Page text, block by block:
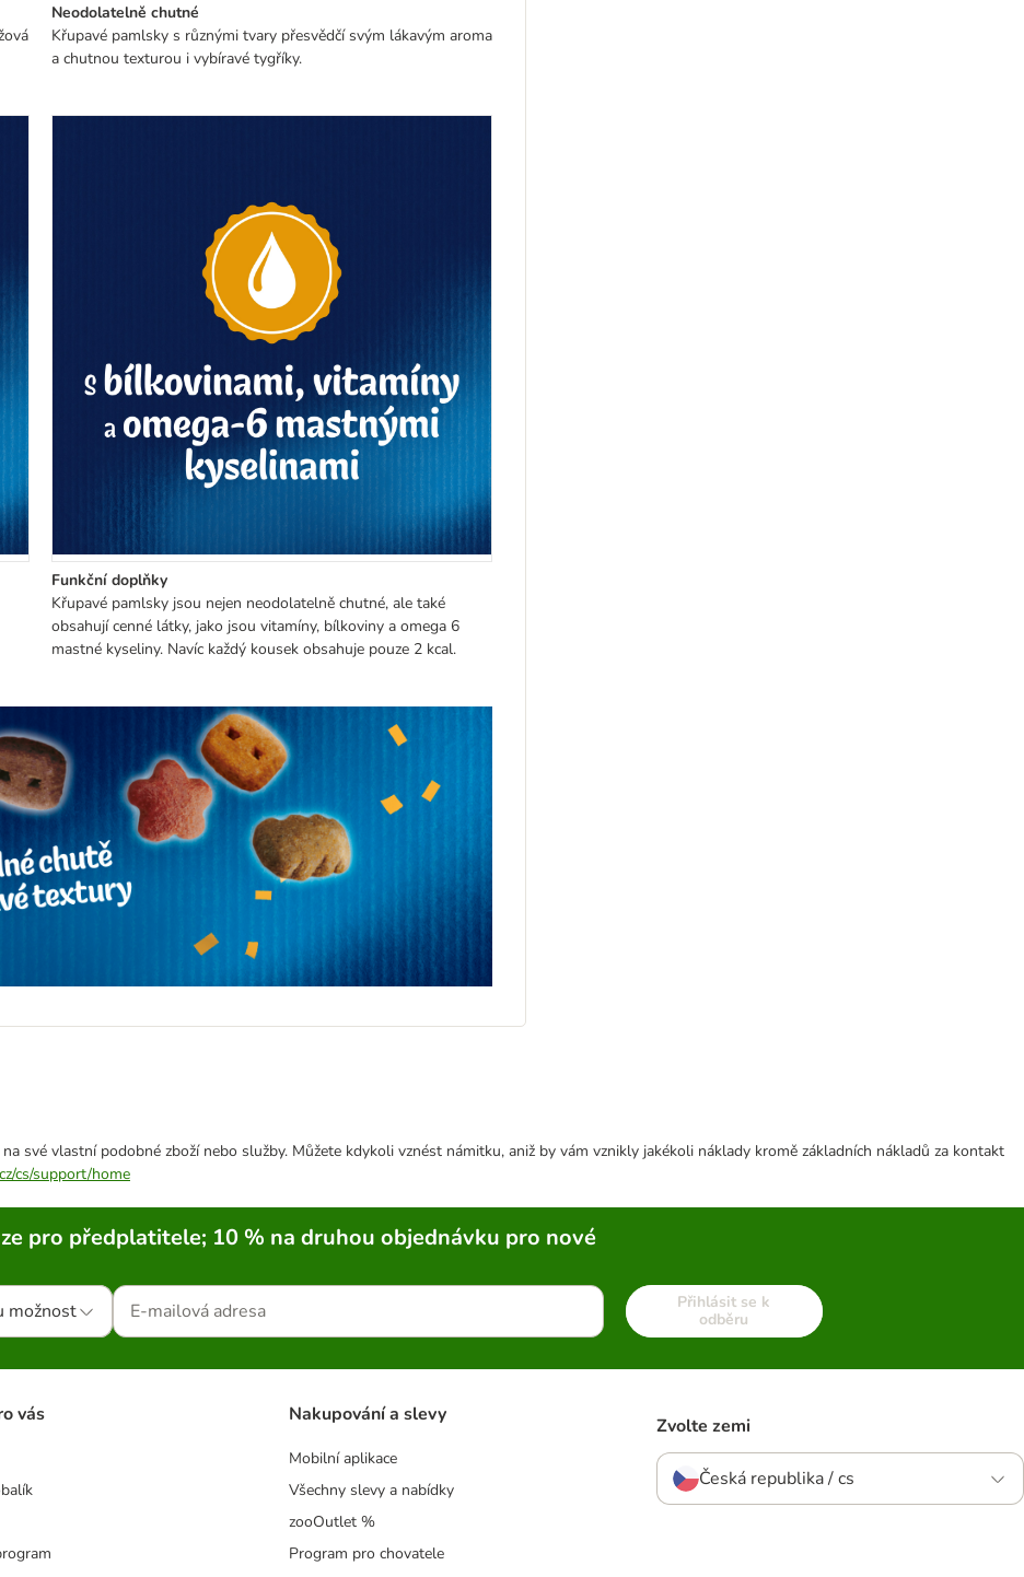
Neodolatelně chutné
Křupavé pamlsky s různými tvary přesvědčí svým lákavým aroma
a chutnou texturou i vybíravé tygříky.
Funkční doplňky
Křupavé pamlsky jsou nejen neodolatelně chutné, ale také
obsahují cenné látky, jako jsou vitamíny, bílkoviny a omega 6
mastné kyseliny. Navíc každý kousek obsahuje pouze 2 kcal.
své vlastní podobné zboží nebo služby. Můžete kdykoli vznést námitku, aniž by vám vznikly jakékoli náklady kromě základních nákladů za kontakt
cs/support/home
pro předplatitele; 10 % na druhou objednávku pro nové
možnost
Přihlásit se k
odběru
vás Nakupování a slevy
Mobilní aplikace
Všechny slevy a nabídky
zooOutlet %
Program pro chovatele
Zvolte zemi
Česká republika / cs